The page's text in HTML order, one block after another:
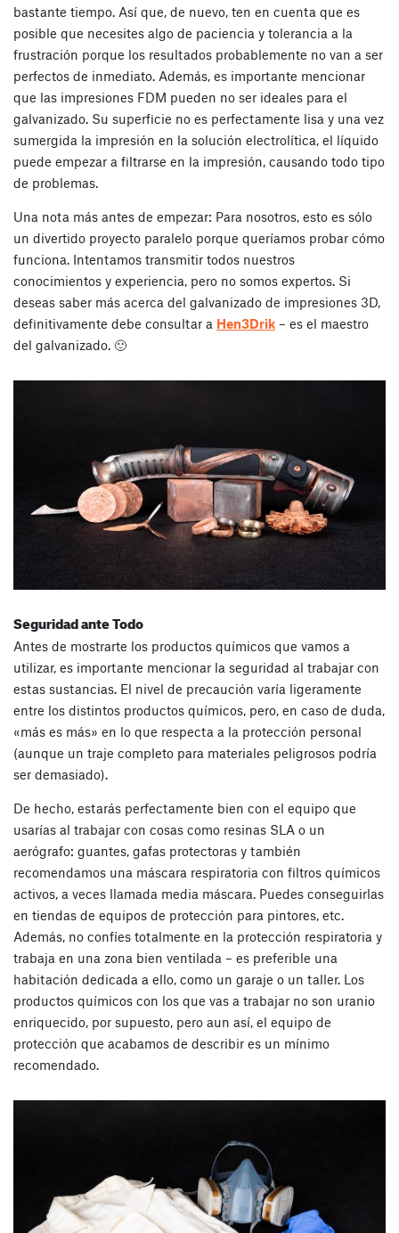
bastante tiempo. Así que, de nuevo, ten en cuenta que es
posible que necesites algo de paciencia y tolerancia a la
frustración porque los resultados probablemente no van a ser
perfectos de inmediato. Además, es importante mencionar
que las impresiones FDM pueden no ser ideales para el
galvanizado. Su superficie no es perfectamente lisa y una vez
sumergida la impresión en la solución electrolítica, el líquido
puede empezar a filtrarse en la impresión, causando todo tipo
de problemas.
Una nota más antes de empezar: Para nosotros, esto es sólo
un divertido proyecto paralelo porque queríamos probar cómo
funciona. Intentamos transmitir todos nuestros
conocimientos y experiencia, pero no somos expertos. Si
deseas saber más acerca del galvanizado de impresiones 3D,
definitivamente debe consultar a Hen3Drik – es el maestro
del galvanizado. 🙂
Seguridad ante Todo
Antes de mostrarte los productos químicos que vamos a
utilizar, es importante mencionar la seguridad al trabajar con
estas sustancias. El nivel de precaución varía ligeramente
entre los distintos productos químicos, pero, en caso de duda,
«más es más» en lo que respecta a la protección personal
(aunque un traje completo para materiales peligrosos podría
ser demasiado).
De hecho, estarás perfectamente bien con el equipo que
usarías al trabajar con cosas como resinas SLA o un
aerógrafo: guantes, gafas protectoras y también
recomendamos una máscara respiratoria con filtros químicos
activos, a veces llamada media máscara. Puedes conseguirlas
en tiendas de equipos de protección para pintores, etc.
Además, no confíes totalmente en la protección respiratoria y
trabaja en una zona bien ventilada – es preferible una
habitación dedicada a ello, como un garaje o un taller. Los
productos químicos con los que vas a trabajar no son uranio
enriquecido, por supuesto, pero aun así, el equipo de
protección que acabamos de describir es un mínimo
recomendado.